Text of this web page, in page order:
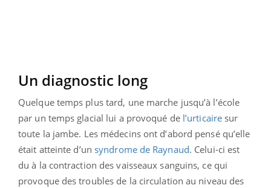
Un diagnostic long
Quelque temps plus tard, une marche jusqu’à l’école
par un temps glacial lui a provoqué de l’urticaire sur
toute la jambe. Les médecins ont d’abord pensé qu’elle
était atteinte d’un syndrome de Raynaud. Celui-ci est
du à la contraction des vaisseaux sanguins, ce qui
provoque des troubles de la circulation au niveau des